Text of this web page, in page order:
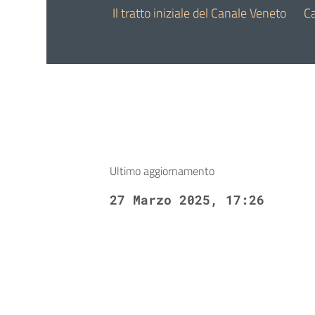
27 March 2025
Il tratto iniziale del Canale Veneto
Ultimo aggiornamento
27 Marzo 2025, 17:26